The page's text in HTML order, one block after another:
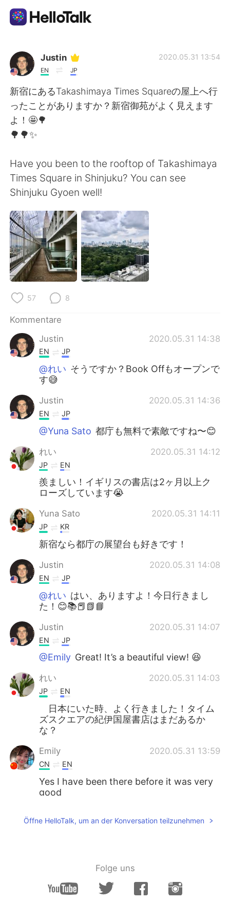
Sprachaustausch-App
AI Grammar Checker
Deutsch
繁體中文 Español
日本語 한국어
Русский ไทย
Indonesia Italiano
Português
Justin
EN JP
2020.05.31 13:54
新宿にあるTakashimaya Times Squareの屋上へ行
ったことがありますか？新宿御苑がよく見えます
よ！🤩🌳
🌳🌳✨
Have you been to the rooftop of Takashimaya
Times Square in Shinjuku? You can see
Shinjuku Gyoen well!
57 8
Kommentare
Justin
2020.05.31 14:38
EN JP
@れい そうですか？Book Offもオープンで
す😅
Justin 2020.05.31 14:36
EN JP
@Yuna Sato 都庁も無料で素敵ですね〜😊
れい 2020.05.31 14:12
JP EN
羨ましい！イギリスの書店は2ヶ月以上ク
ローズしています😭
Yuna Sato 2020.05.31 14:11
JP KR
新宿なら都庁の展望台も好きです！
Justin 2020.05.31 14:08
EN JP
@れい はい、ありますよ！今日行きまし
た！😊📚📕📗📘
Justin 2020.05.31 14:07
EN JP
@Emily Great! It’s a beautiful view! 😆
れい 2020.05.31 14:03
JP EN
日本にいた時、よく行きました！タイム
ズスクエアの紀伊国屋書店はまだあるか
な？
Emily 2020.05.31 13:59
CN EN
Yes I have been there before it was very
good
Öffne HelloTalk, um an der Konversation teilzunehmen
Folge uns